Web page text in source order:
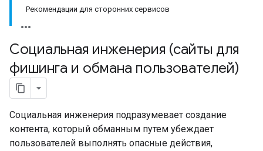
Рекомендации для сторонних сервисов
Социальная инженерия (сайты для
фишинга и обмана пользователей)
Социальная инженерия подразумевает создание
контента, который обманным путем убеждает
пользователей выполнять опасные действия,